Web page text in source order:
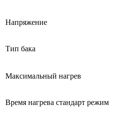
Напряжение
Тип бака
Максимальный нагрев
Время нагрева стандарт режим